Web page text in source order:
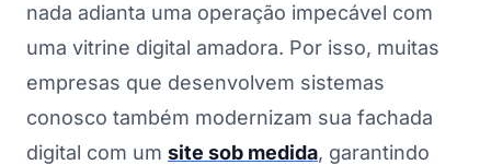
nada adianta uma operação impecável com
uma vitrine digital amadora. Por isso, muitas
empresas que desenvolvem sistemas
conosco também modernizam sua fachada
digital com um site sob medida, garantindo